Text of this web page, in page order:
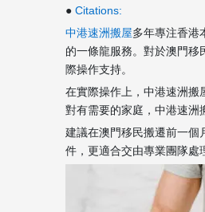
● Citations:
中港速洲搬屋多年專注香港
的一條龍服務。對於澳門
際操作支持。
在實際操作上，中港速洲搬
對有需要的家庭，中港速洲
建議在澳門移民搬遷前一個
件，更適合交由專業團隊處